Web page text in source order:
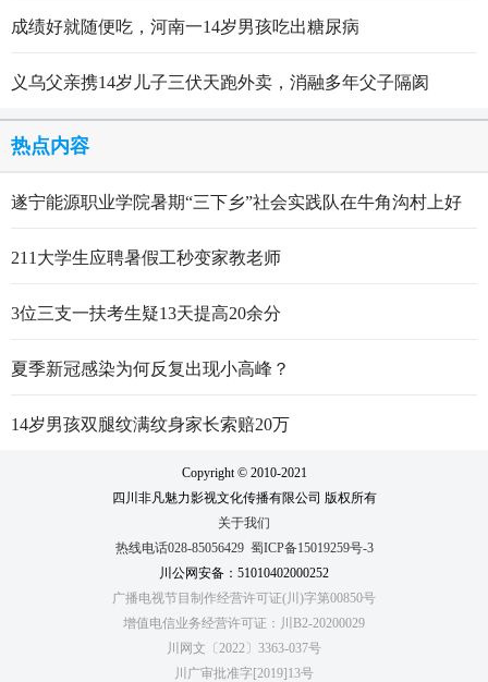
成绩好就随便吃，河南一14岁男孩吃出糖尿病
义乌父亲携14岁儿子三伏天跑外卖，消融多年父子隔阂
热点内容
遂宁能源职业学院暑期“三下乡”社会实践队在牛角沟村上好
211大学生应聘暑假工秒变家教老师
3位三支一扶考生疑13天提高20余分
夏季新冠感染为何反复出现小高峰？
14岁男孩双腿纹满纹身家长索赔20万
Copyright © 2010-2021
四川非凡魅力影视文化传播有限公司 版权所有
关于我们
热线电话028-85056429 蜀ICP备15019259号-3
川公网安备：51010402000252
广播电视节目制作经营许可证(川)字第00850号
增值电信业务经营许可证：川B2-20200029
川网文〔2022〕3363-037号
川广审批准字[2019]13号